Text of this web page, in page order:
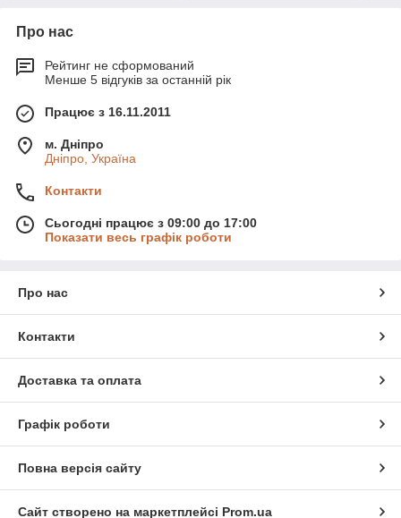
Про нас
Рейтинг не сформований
Менше 5 відгуків за останній рік
Працює з 16.11.2011
м. Дніпро
Дніпро, Україна
Контакти
Сьогодні працює з 09:00 до 17:00
Показати весь графік роботи
Про нас
Контакти
Доставка та оплата
Графік роботи
Повна версія сайту
Сайт створено на маркетплейсі Prom.ua